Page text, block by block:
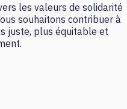
les valeurs de solidarité
souhaitons contribuer à
juste, plus équitable et